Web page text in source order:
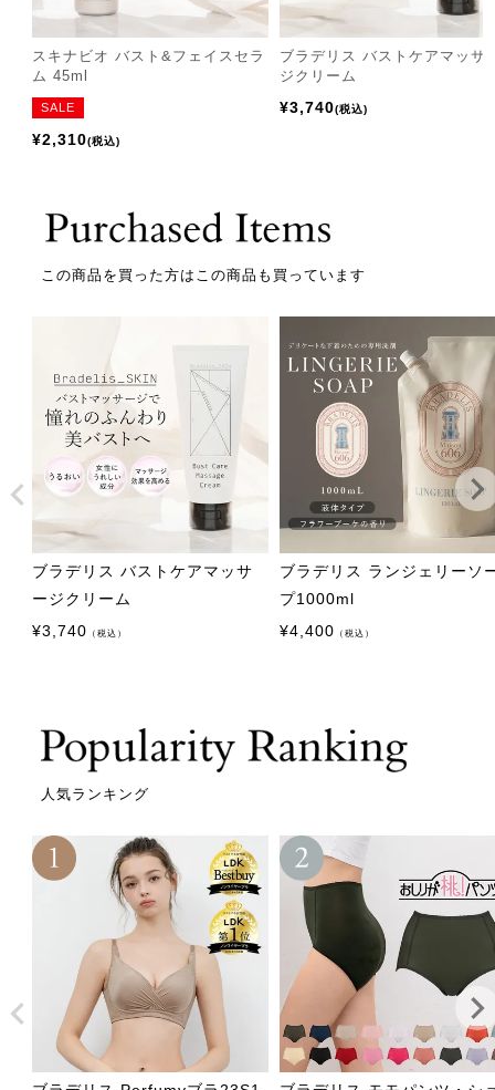
スキナビオ バスト&フェイスセラ
ム 45ml
SALE
¥2,310 税込
ブラデリス バストケアマッサ
ジクリーム
¥3,740 税込
この商品を買った方はこの商品も買っています
ブラデリス バストケアマッサ
ージクリーム
¥3,740 （税込）
ブラデリス ランジェリーソ
プ1000ml
¥4,400 （税込）
人気ランキング